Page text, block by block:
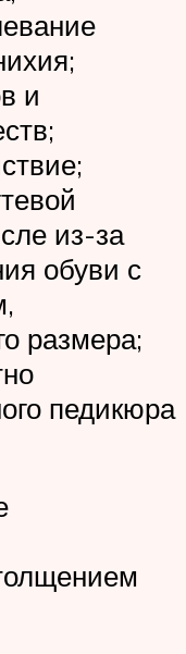
и
из-за
обуви с
размера;
педикюра